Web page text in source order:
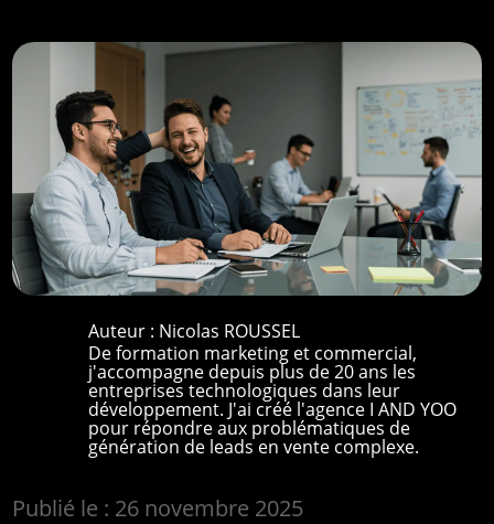
Auteur : Nicolas ROUSSEL
De formation marketing et commercial,
j'accompagne depuis plus de 20 ans les
entreprises technologiques dans leur
développement. J'ai créé l'agence I AND YOO
pour répondre aux problématiques de
génération de leads en vente complexe.
Publié le : 26 novembre 2025